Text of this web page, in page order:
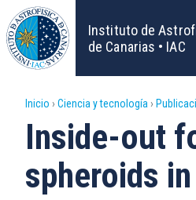
Pasar
al
contenido
principal
Instituto de
de Canarias • IAC
Sobrescribir
enlaces
de
Inicio Ciencia y tecnología
Inside-out
spheroids